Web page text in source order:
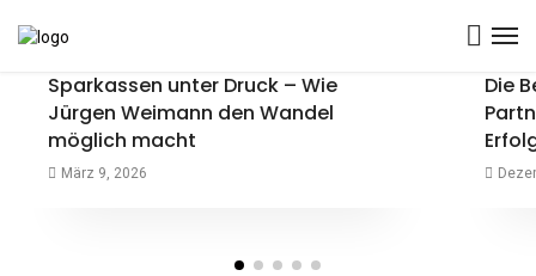
über GEO wissen müssen
Admin April 2, 2026
Sparkassen unter Druck – Wie
Jürgen Weimann den Wandel
möglich macht
März 9, 2026
Die